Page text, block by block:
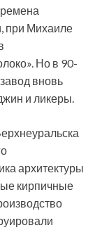
при Михаиле
Но в 90-
вновь
и ликеры.
архитектуры
кирпичные